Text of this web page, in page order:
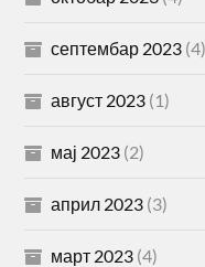
септембар 2023 (4)
август 2023 (1)
мај 2023 (2)
април 2023 (3)
март 2023 (4)